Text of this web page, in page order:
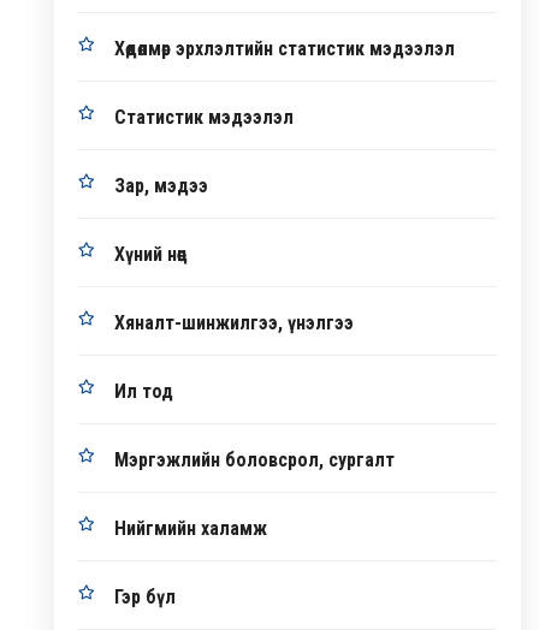
Хөдөлмөр эрхлэлтийн статистик мэдээлэл
Статистик мэдээлэл
Зар, мэдээ
Хүний нөөц
Хяналт-шинжилгээ, үнэлгээ
Ил тод
Мэргэжлийн боловсрол, сургалт
Нийгмийн халамж
Гэр бүл